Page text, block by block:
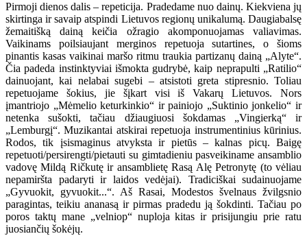
Pirmoji dienos dalis – repeticija. Pradedame nuo dainų. Kiekviena jų
skirtinga ir savaip atspindi Lietuvos regionų unikalumą. Daugiabalsę
žemaitišką dainą keičia ožragio akomponuojamas valiavimas.
Vaikinams poilsiaujant merginos repetuoja sutartines, o šioms
pinantis kasas vaikinai maršo ritmu traukia partizanų dainą „Alyte“.
Čia padeda instinktyviai išmokta gudrybė, kaip neprapulti „Ratilio“
dainuojant, kai nelabai sugebi – atsistoti greta stipresnio. Toliau
repetuojame šokius, jie šįkart visi iš Vakarų Lietuvos. Nors
įmantriojo „Mėmelio keturkinkio“ ir painiojo „Suktinio jonkelio“ ir
netenka sušokti, tačiau džiaugiuosi šokdamas „Vingierką“ ir
„Lemburgį“. Muzikantai atskirai repetuoja instrumentinius kūrinius.
Rodos, tik įsismaginus atvyksta ir pietūs – kalnas picų. Baigę
repetuoti/persirengti/pietauti su gimtadieniu pasveikiname ansamblio
vadovę Mildą Ričkutę ir ansamblietę Rasą Alę Petronytę (to vėliau
nepamiršta padaryti ir laidos vedėjai). Tradiciškai sudainuojame
„Gyvuokit, gyvuokit...“. Aš Rasai, Modestos švelnaus žvilgsnio
paragintas, teikiu ananasą ir pirmas pradedu ją šokdinti. Tačiau po
poros taktų mane „velniop“ nuploja kitas ir prisijungiu prie ratu
juosiančių šokėjų.